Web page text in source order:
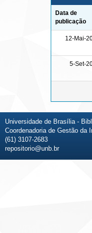
Data de
publicação
12-Mai-
5-Set-
Universidade de Brasília -
Coordenadoria de Gestão da
(61) 3107-2683
repositorio@unb.br